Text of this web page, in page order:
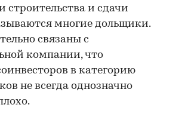
строительства и сдачи
многие дольщики.
связаны с
компании, что
в категорию
не всегда однозначно